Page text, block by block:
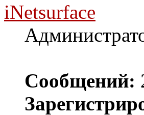
iNetsurface
Сообщений: